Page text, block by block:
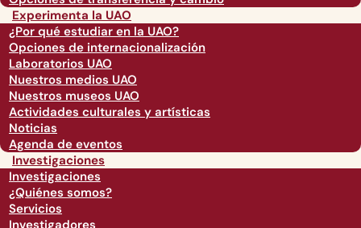
Experimenta la UAO
¿Por qué estudiar en la UAO?
Opciones de internacionalización
Laboratorios UAO
Nuestros medios UAO
Nuestros museos UAO
Actividades culturales y artísticas
Noticias
Agenda de eventos
Investigaciones
Investigaciones
¿Quiénes somos?
Servicios
Investigadores